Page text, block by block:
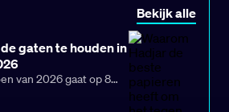
resultaat van jarenlange
wat nu precies
van de auto?
Bekijk alle
gaten te houden in
van 2026 gaat op 8